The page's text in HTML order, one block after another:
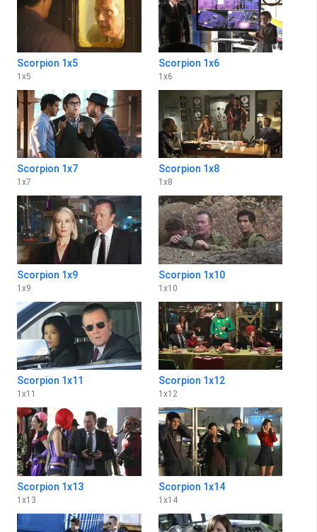
Scorpion 1x5
1 x5
Scorpion 1x6
1 x6
Scorpion 1x7
1 x7
Scorpion 1x8
1 x8
Scorpion 1x9
1 x9
Scorpion 1x10
1 x10
Scorpion 1x11
1 x11
Scorpion 1x12
1 x12
Scorpion 1x13
1 x13
Scorpion 1x14
1 x14